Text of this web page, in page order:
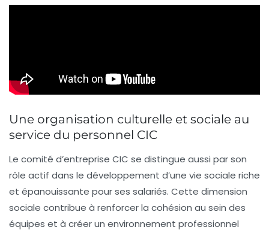
Une organisation culturelle et sociale au
service du personnel CIC
Le comité d’entreprise CIC se distingue aussi par son
rôle actif dans le développement d’une vie sociale riche
et épanouissante pour ses salariés. Cette dimension
sociale contribue à renforcer la cohésion au sein des
équipes et à créer un environnement professionnel